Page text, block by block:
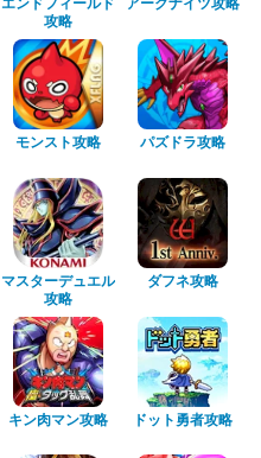
エンドフィールド
攻略
アークナイツ攻略
モンスト攻略 パズドラ攻略
マスターデュエル
攻略
ダフネ攻略
キン肉マン攻略 ドット勇者攻略